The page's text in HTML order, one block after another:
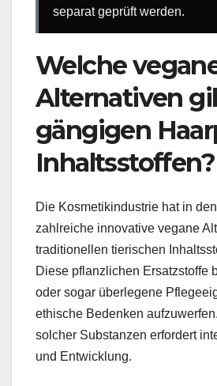
separat geprüft werden.
Welche
Alternativen
gängigen
Inhaltsstoffen?
Die Kosmetikindustrie hat in
zahlreiche innovative vegane
traditionellen tierischen
Diese pflanzlichen Ersatzstoffe
oder sogar überlegene
ethische Bedenken
solcher Substanzen erfordert
und Entwicklung.